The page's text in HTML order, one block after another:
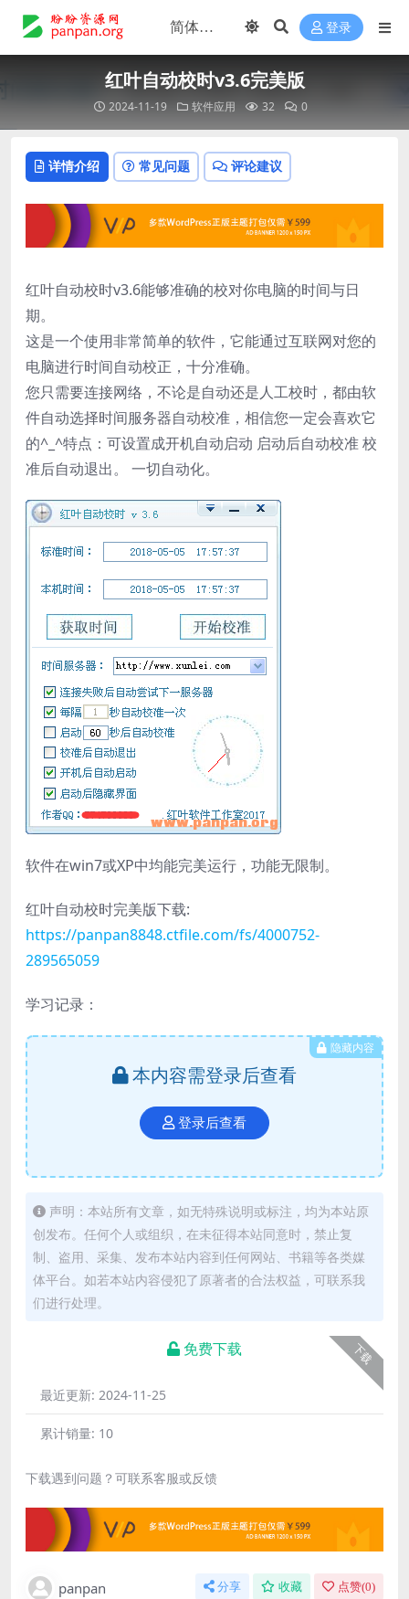
登录
红叶自动校时v3.6完美版
2024-11-19 软件应用 32 0
详情介绍 常见问题 评论建议
红叶自动校时v3.6能够准确的校对你电脑的时间与日
期。
这是一个使用非常简单的软件，它能通过互联网对您的
电脑进行时间自动校正，十分准确。
您只需要连接网络，不论是自动还是人工校时，都由软
件自动选择时间服务器自动校准，相信您一定会喜欢它
的^_^特点：可设置成开机自动启动 启动后自动校准 校
准后自动退出。 一切自动化。
软件在win7或XP中均能完美运行，功能无限制。
红叶自动校时完美版下载:
https://panpan8848.ctfile.com/fs/4000752-
289565059
学习记录：
隐藏内容
本内容需登录后查看
登录后查看
声明：本站所有文章，如无特殊说明或标注，均为本站原
创发布。任何个人或组织，在未征得本站同意时，禁止复
制、盗用、采集、发布本站内容到任何网站、书籍等各类媒
体平台。如若本站内容侵犯了原著者的合法权益，可联系我
们进行处理。
下载
免费下载
最近更新: 2024-11-25
累计销量: 10
下载遇到问题？可联系客服或反馈
panpan 分享 收藏 点赞(0)